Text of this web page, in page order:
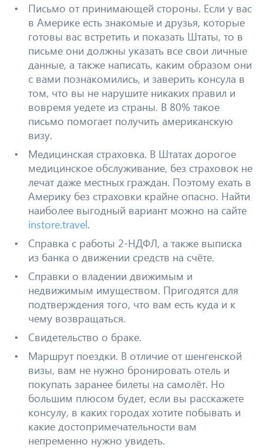
Письмо от принимающей стороны. Если у вас
в Америке есть знакомые и друзья, которые
готовы вас встретить и показать Штаты, то в
письме они должны указать все свои личные
данные, а также написать, каким образом они
с вами познакомились, и заверить консула в
том, что вы не нарушите никаких правил и
вовремя уедете из страны. В 80% такое
письмо помогает получить американскую
визу.
Медицинская страховка. В Штатах дорогое
медицинское обслуживание, без страховок не
лечат даже местных граждан. Поэтому ехать в
Америку без страховки крайне опасно. Найти
наиболее выгодный вариант можно на сайте
instore.travel.
Справка с работы 2-НДФЛ, а также выписка
из банка о движении средств на счёте.
Справки о владении движимым и
недвижимым имуществом. Пригодятся для
подтверждения того, что вам есть куда и к
чему возвращаться.
Свидетельство о браке.
Маршрут поездки. В отличие от шенгенской
визы, вам не нужно бронировать отель и
покупать заранее билеты на самолёт. Но
большим плюсом будет, если вы расскажете
консулу, в каких городах хотите побывать и
какие достопримечательности вам
непременно нужно увидеть.